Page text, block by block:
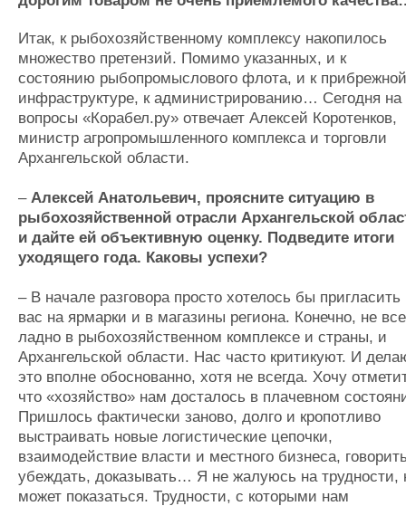
Конференции
Выставки и семинары
Личности
Словарь
Флот
Галерея флота
Форум
Отзывы
Все службы
Итак, к рыбохозяйственному комплексу накопилось
множество претензий. Помимо указанных, и к
состоянию рыбопромыслового флота, и к прибрежной
инфраструктуре, к администрированию… Сегодня на
вопросы «Корабел.ру» отвечает Алексей Коротенков,
министр агропромышленного комплекса и торговли
Архангельской области.
– Алексей Анатольевич, проясните ситуацию в
рыбохозяйственной отрасли Архангельской
и дайте ей объективную оценку. Подведите итоги
уходящего года. Каковы успехи?
– В начале разговора просто хотелось бы пригласить
вас на ярмарки и в магазины региона. Конечно, не все
ладно в рыбохозяйственном комплексе и страны, и
Архангельской области. Нас часто критикуют. И
это вполне обоснованно, хотя не всегда. Хочу
что «хозяйство» нам досталось в плачевном
Пришлось фактически заново, долго и кропотливо
выстраивать новые логистические цепочки,
взаимодействие власти и местного бизнеса,
убеждать, доказывать… Я не жалуюсь на трудности,
может показаться. Трудности, с которыми нам